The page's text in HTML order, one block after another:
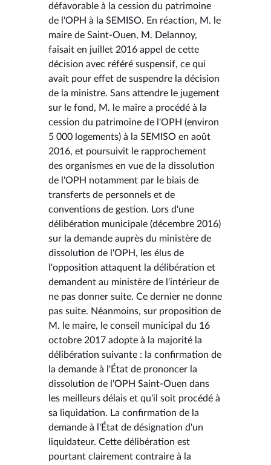
défavorable à la cession du patrimoine
de l'OPH à la SEMISO. En réaction, M. le
maire de Saint-Ouen, M. Delannoy,
faisait en juillet 2016 appel de cette
décision avec référé suspensif, ce qui
avait pour effet de suspendre la décision
de la ministre. Sans attendre le jugement
sur le fond, M. le maire a procédé à la
cession du patrimoine de l'OPH (environ
5 000 logements) à la SEMISO en août
2016, et poursuivit le rapprochement
des organismes en vue de la dissolution
de l'OPH notamment par le biais de
transferts de personnels et de
conventions de gestion. Lors d'une
délibération municipale (décembre 2016)
sur la demande auprès du ministère de
dissolution de l'OPH, les élus de
l'opposition attaquent la délibération et
demandent au ministère de l'intérieur de
ne pas donner suite. Ce dernier ne donne
pas suite. Néanmoins, sur proposition de
M. le maire, le conseil municipal du 16
octobre 2017 adopte à la majorité la
délibération suivante : la confirmation de
la demande à l'État de prononcer la
dissolution de l'OPH Saint-Ouen dans
les meilleurs délais et qu'il soit procédé à
sa liquidation. La confirmation de la
demande à l'État de désignation d'un
liquidateur. Cette délibération est
pourtant clairement contraire à la